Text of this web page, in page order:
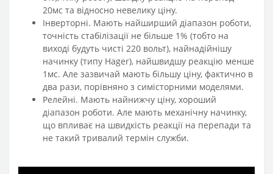
20мс та відносно невелику ціну.
Інверторні. Мають найширший діапазон роботи,
точність стабілізації не більше 1% (тобто на
виході будуть чисті 220 вольт), найнадійнішу
начинку (типу Hager), найшвидшу реакцію менше
1мс. Але зазвичай мають більшу ціну, фактично в
два рази, порівняно з симісторними моделями.
Релейні. Мають найнижчу ціну, хороший
діапазон роботи. Але мають механічну начинку,
що впливає на швидкість реакції на перепади та
не такий тривалий термін служби.